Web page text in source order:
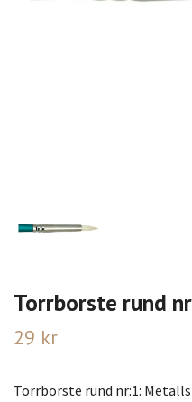
Torrborste rund
29 kr
Torrborste rund nr:1: